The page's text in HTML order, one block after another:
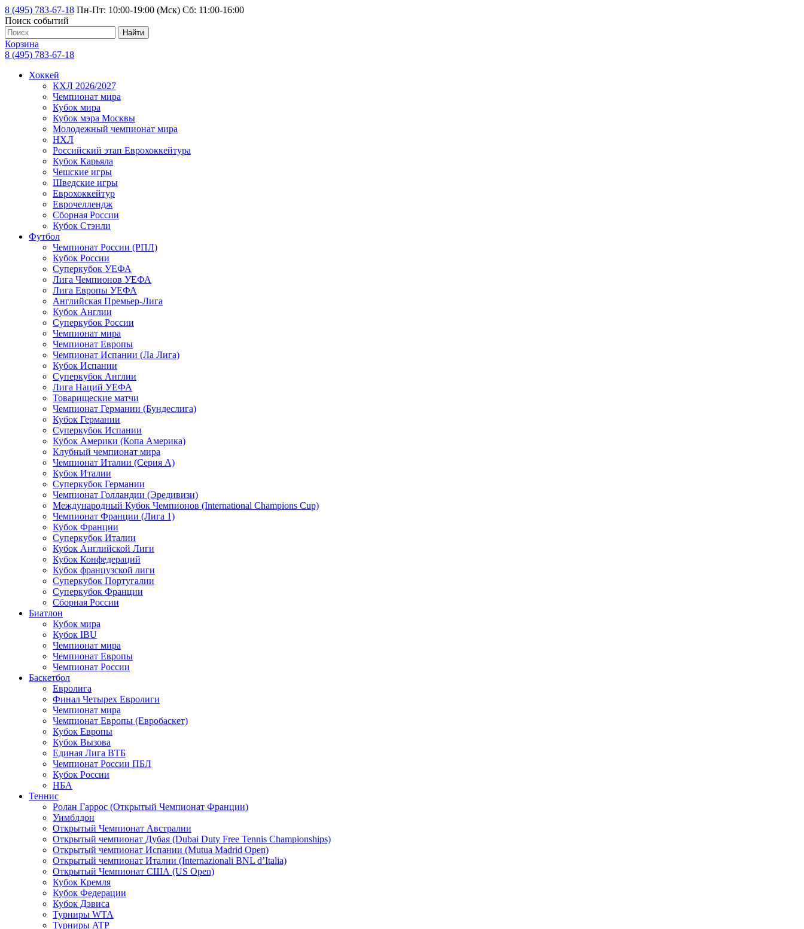
8 (495) 783-67-18 Пн-Пт: 10:00-19:00 (Мск) Сб: 11:00-16:00
Поиск событий
Найти
Корзина
8 (495) 783-67-18
Хоккей
КХЛ 2026/2027
Чемпионат мира
Кубок мира
Кубок мэра Москвы
Молодежный чемпионат мира
НХЛ
Российский этап Еврохоккейтура
Кубок Карьяла
Чешские игры
Шведские игры
Еврохоккейтур
Еврочеллендж
Сборная России
Кубок Стэнли
Футбол
Чемпионат России (РПЛ)
Кубок России
Суперкубок УЕФА
Лига Чемпионов УЕФА
Лига Европы УЕФА
Английская Премьер-Лига
Кубок Англии
Суперкубок России
Чемпионат мира
Чемпионат Европы
Чемпионат Испании (Ла Лига)
Кубок Испании
Суперкубок Англии
Лига Наций УЕФА
Товарищеские матчи
Чемпионат Германии (Бундеслига)
Кубок Германии
Суперкубок Испании
Кубок Америки (Копа Америка)
Клубный чемпионат мира
Чемпионат Италии (Серия А)
Кубок Италии
Суперкубок Германии
Чемпионат Голландии (Эредивизи)
Международный Кубок Чемпионов (International Champions Cup)
Чемпионат Франции (Лига 1)
Кубок Франции
Суперкубок Италии
Кубок Английской Лиги
Кубок Конфедераций
Кубок французской лиги
Суперкубок Португалии
Суперкубок Франции
Сборная России
Биатлон
Кубок мира
Кубок IBU
Чемпионат мира
Чемпионат Европы
Чемпионат России
Баскетбол
Евролига
Финал Четырех Евролиги
Чемпионат мира
Чемпионат Европы (Евробаскет)
Кубок Европы
Кубок Вызова
Единая Лига ВТБ
Чемпионат России ПБЛ
Кубок России
НБА
Теннис
Ролан Гаррос (Открытый Чемпионат Франции)
Уимблдон
Открытый Чемпионат Австралии
Открытый чемпионат Дубая (Dubai Duty Free Tennis Championships)
Открытый чемпионат Испании (Mutua Madrid Open)
Открытый чемпионат Италии (Internazionali BNL d’Italia)
Открытый Чемпионат США (US Open)
Кубок Кремля
Кубок Федерации
Кубок Дэвиса
Турниры WTA
Турниры ATP